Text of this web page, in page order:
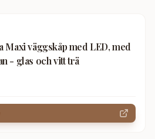
Maxi väggskåp med LED, med
- glas och vitt trä